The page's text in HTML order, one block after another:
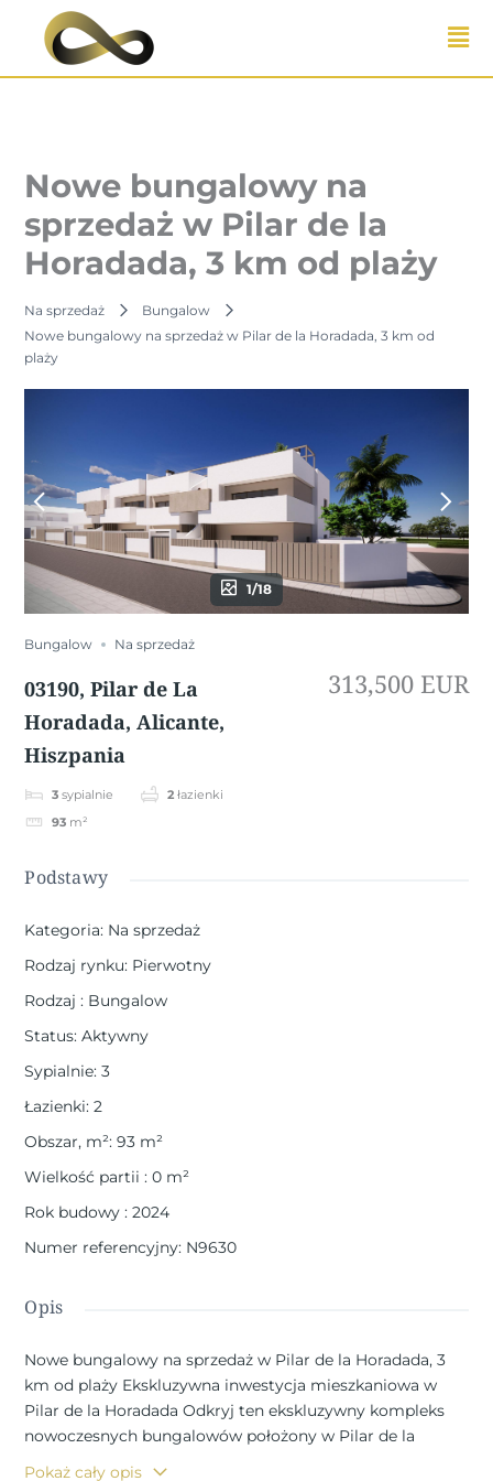
Przejdź
Nowe bungalowy na
sprzedaż w Pilar de la
Horadada, 3 km od plaży
Na sprzedaż
Bungalow
Nowe bungalowy na sprzedaż w Pilar de la Horadada, 3 km od
plaży
1/18
Bungalow Na sprzedaż
03190, Pilar de La
Horadada, Alicante,
Hiszpania
3 sypialnie 2 łazienki
93 m²
313,500 EUR
Podstawy
Kategoria: Na sprzedaż
Rodzaj rynku: Pierwotny
Rodzaj: Bungalow
Status: Aktywny
Sypialnie: 3
Łazienki: 2
Obszar, m²: 93 m²
Wielkość partii: 0 m²
Rok budowy: 2024
Numer referencyjny: N9630
Opis
Nowe bungalowy na sprzedaż w Pilar de la Horadada, 3
km od plaży Ekskluzywna inwestycja mieszkaniowa w
Pilar de la Horadada Odkryj ten ekskluzywny kompleks
nowoczesnych bungalowów położony w Pilar de la
Horadada, najbardziej na południe wysuniętej
Pokaż cały opis